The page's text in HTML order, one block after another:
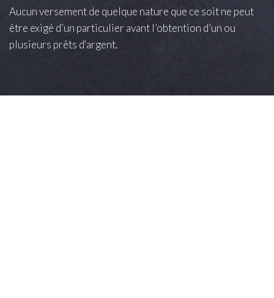
Aucun versement de quelque nature que ce soit ne peut
être exigé d’un particulier avant l’obtention d’un ou
plusieurs prêts d'argent.